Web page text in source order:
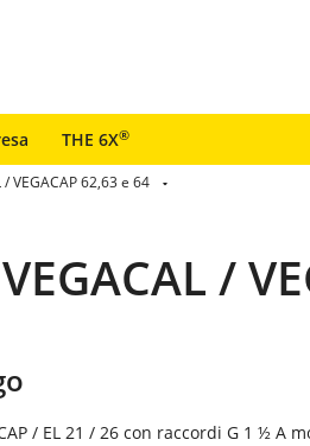
THE 6X®
VEGACAP 62,63 e 64
/
/ EL 21 / 26 con raccordi G 1 ½ A